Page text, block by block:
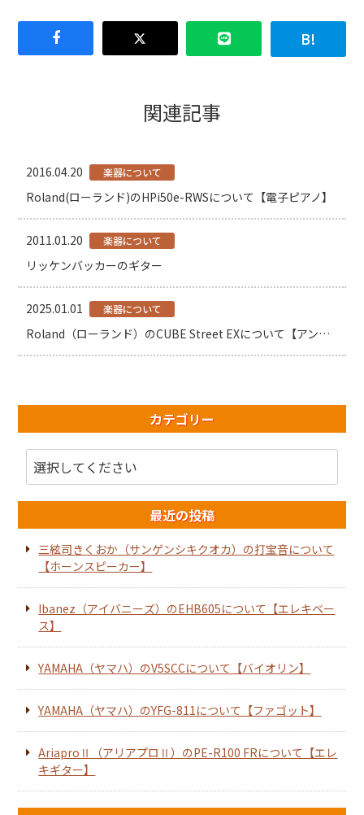
関連記事
2016.04.20 楽器について
Roland(ローランド)のHPi50e-RWSについて【電子ピアノ】
2011.01.20 楽器について
リッケンバッカーのギター
2025.01.01 楽器について
Roland（ローランド）のCUBE Street EXについて【アンプ】
カテゴリー
最近の投稿
三絃司きくおか（サンゲンシキクオカ）の打宝音について
【ホーンスピーカー】
Ibanez（アイバニーズ）のEHB605について【エレキベー
ス】
YAMAHA（ヤマハ）のV5SCCについて【バイオリン】
YAMAHA（ヤマハ）のYFG-811について【ファゴット】
AriaproⅡ（アリアプロⅡ）のPE-R100 FRについて【エレ
キギター】